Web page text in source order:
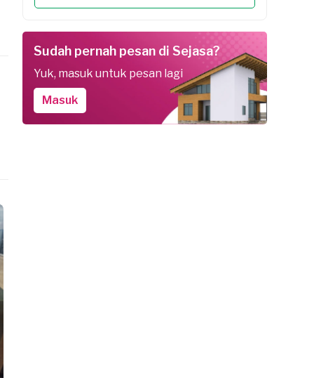
Sudah pernah pesan di Sejasa?
Yuk, masuk untuk pesan lagi
Masuk